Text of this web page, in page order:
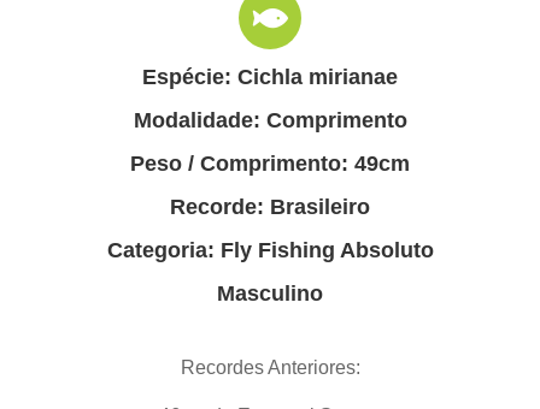
Espécie: Cichla mirianae
Modalidade: Comprimento
Peso / Comprimento: 49cm
Recorde: Brasileiro
Categoria: Fly Fishing Absoluto
Masculino
Recordes Anteriores: